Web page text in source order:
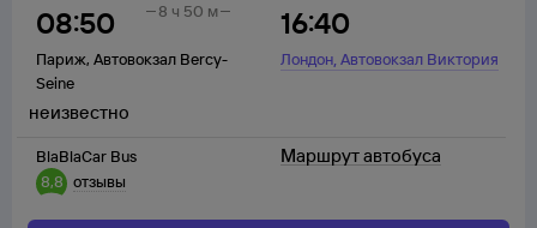
08:50
Париж, Автовокзал Bercy-
Seine
16:40
Лондон,Автовокзал Виктория
8 ч 50 м
BlaBlaCar Bus
8,8 отзывы
неизвестно
Маршрут автобуса